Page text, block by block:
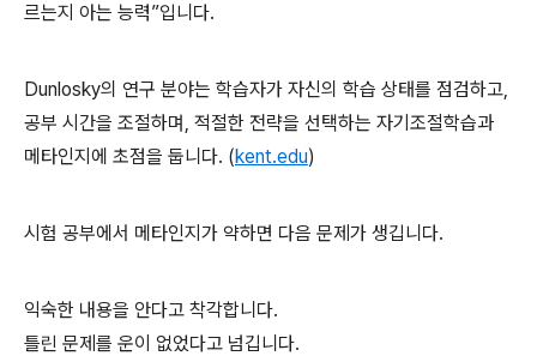
르는지 아는 능력”입니다.
Dunlosky의 연구 분야는 학습자가 자신의 학습 상태를 점검하고,
공부 시간을 조절하며, 적절한 전략을 선택하는 자기조절학습과
메타인지에 초점을 둡니다. (kent.edu)
시험 공부에서 메타인지가 약하면 다음 문제가 생깁니다.
익숙한 내용을 안다고 착각합니다.
틀린 문제를 운이 없었다고 넘깁니다.